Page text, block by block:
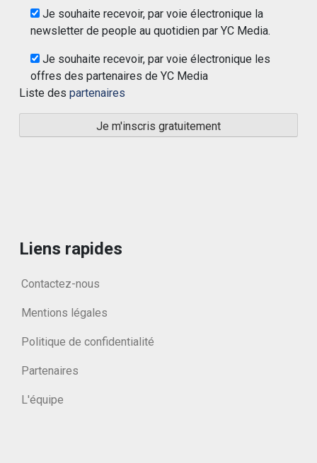
Je souhaite recevoir, par voie électronique la
newsletter de people au quotidien par YC Media.
Je souhaite recevoir, par voie électronique les
offres des partenaires de YC Media
Liste des partenaires
Liens rapides
Contactez-nous
Mentions légales
Politique de confidentialité
Partenaires
L'équipe